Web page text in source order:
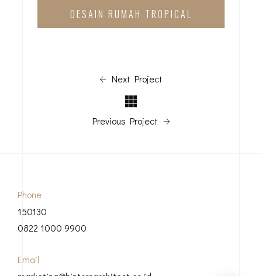
DESAIN RUMAH TROPICAL
Next Project
Previous Project
Phone
150130
0822 1000 9900
Email